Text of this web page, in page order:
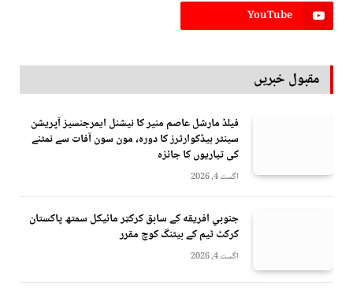
YouTube
مقبول خبریں
فیلڈ مارشل عاصم منیر کا نیشنل ایمرجنسیز آپریشن
سینٹر ہیڈکوارٹرز کا دورہ، مون سون آفات سے نمٹنے
کی تیاریوں کا جائزہ
اگست 4, 2026
جنوبي افريقه کے سابق کرکټر مائیکل سمتھ پاکستان
کرکٹ ٹیم کے بیٹنگ کوچ مقرر
اگست 4, 2026